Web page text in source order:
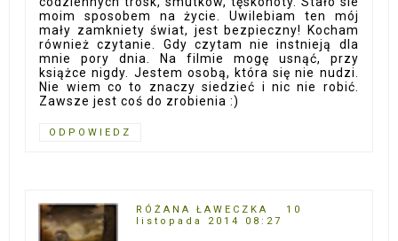
moim sposobem na życie. Uwilebiam ten mój
mały zamkniety świat, jest bezpieczny! Kocham
również czytanie. Gdy czytam nie instnieją dla
mnie pory dnia. Na filmie mogę usnąć, przy
książce nigdy. Jestem osobą, która się nie nudzi.
Nie wiem co to znaczy siedzieć i nic nie robić.
Zawsze jest coś do zrobienia :)
ODPOWIEDZ
RÓŻANA ŁAWECZKA
10
listopada 2014 08:27